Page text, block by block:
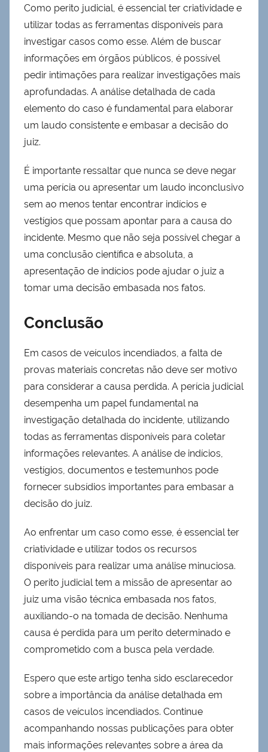
Como perito judicial, é essencial ter criatividade e
utilizar todas as ferramentas disponíveis para
investigar casos como esse. Além de buscar
informações em órgãos públicos, é possível
pedir intimações para realizar investigações mais
aprofundadas. A análise detalhada de cada
elemento do caso é fundamental para elaborar
um laudo consistente e embasar a decisão do
juiz.
É importante ressaltar que nunca se deve negar
uma perícia ou apresentar um laudo inconclusivo
sem ao menos tentar encontrar indícios e
vestígios que possam apontar para a causa do
incidente. Mesmo que não seja possível chegar a
uma conclusão científica e absoluta, a
apresentação de indícios pode ajudar o juiz a
tomar uma decisão embasada nos fatos.
Conclusão
Em casos de veículos incendiados, a falta de
provas materiais concretas não deve ser motivo
para considerar a causa perdida. A perícia judicial
desempenha um papel fundamental na
investigação detalhada do incidente, utilizando
todas as ferramentas disponíveis para coletar
informações relevantes. A análise de indícios,
vestígios, documentos e testemunhos pode
fornecer subsídios importantes para embasar a
decisão do juiz.
Ao enfrentar um caso como esse, é essencial ter
criatividade e utilizar todos os recursos
disponíveis para realizar uma análise minuciosa.
O perito judicial tem a missão de apresentar ao
juiz uma visão técnica embasada nos fatos,
auxiliando-o na tomada de decisão. Nenhuma
causa é perdida para um perito determinado e
comprometido com a busca pela verdade.
Espero que este artigo tenha sido esclarecedor
sobre a importância da análise detalhada em
casos de veículos incendiados. Continue
acompanhando nossas publicações para obter
mais informações relevantes sobre a área da